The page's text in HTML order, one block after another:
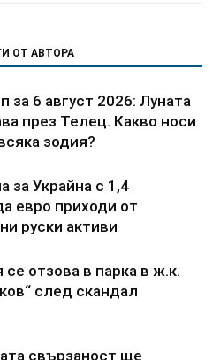
ОТ АВТОРА
за 6 август 2026: Луната
през Телец. Какво носи
зодия?
за Украйна с 1,4
евро приходи от
руски активи
отзова в парка в ж.к.
след скандал
свързаност ще